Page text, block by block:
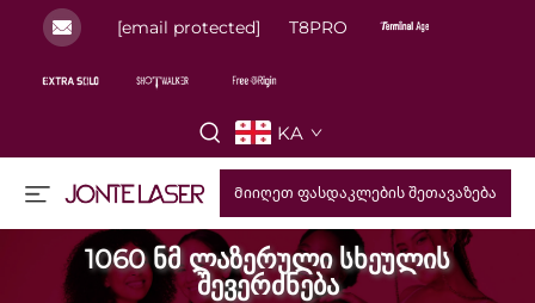
[email protected] T8PRO
KA
Მიიღეთ ფასდაკლების შეთავაზება
1060 ნმ ლაზერული სხეულის
შევერძნება